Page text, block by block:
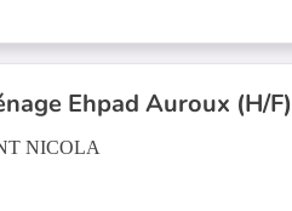
Ehpad Auroux (H/F)
NICOLA